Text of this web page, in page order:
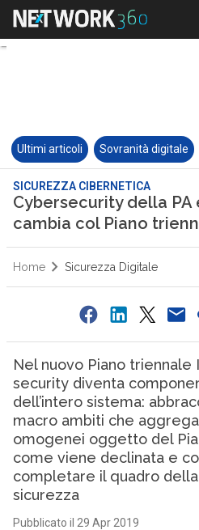
Ultimi articoli Sovranità digitale
SICUREZZA CIBERNETICA
Cybersecurity della PA
cambia col Piano
Home Sicurezza Digitale
Nel nuovo Piano triennale
security diventa
dell’intero sistema:
macro ambiti che
omogenei oggetto del
come viene declinata e
completare il quadro
sicurezza
Pubblicato il 29 Apr 2019